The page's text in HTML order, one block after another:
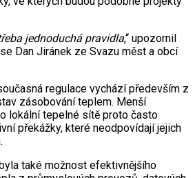
jednoduchá pravidla,“ upozornil
Dan Jiránek ze Svazu měst a obcí
regulace vychází především z
zásobování teplem. Menší
lokální tepelné sítě proto často
překážky, které neodpovídají jejich
také možnost efektivnějšího